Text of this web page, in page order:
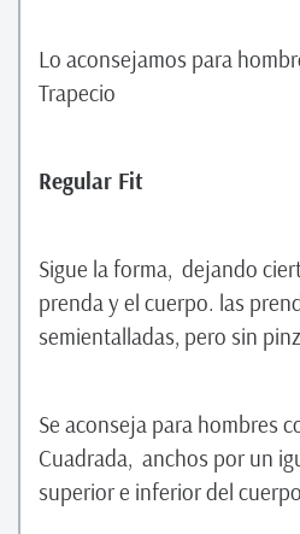
Lo aconsejamos para
Trapecio
Regular Fit
Sigue la forma, dejando
prenda y el cuerpo. las
semientalladas, pero sin
Se aconseja para hombres
Cuadrada, anchos por un
superior e inferior del